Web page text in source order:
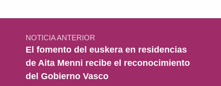
Navegación de entradas
NOTICIA ANTERIOR
El fomento del euskera en residencias
de Aita Menni recibe el reconocimiento
del Gobierno Vasco